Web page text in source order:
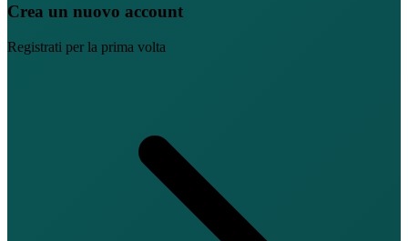
Crea un nuovo account
Registrati per la prima volta